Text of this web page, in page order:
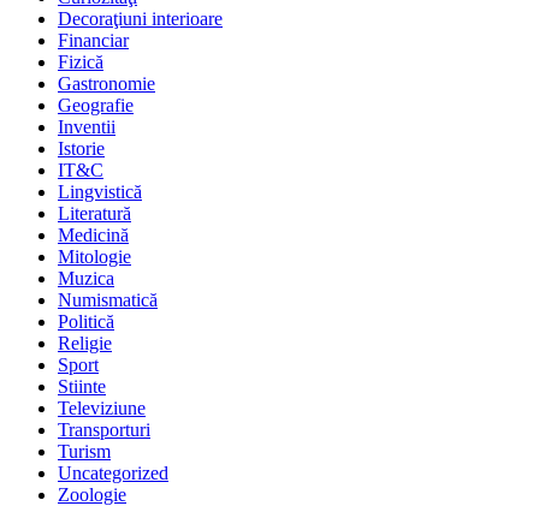
Decoraţiuni interioare
Financiar
Fizică
Gastronomie
Geografie
Inventii
Istorie
IT&C
Lingvistică
Literatură
Medicină
Mitologie
Muzica
Numismatică
Politică
Religie
Sport
Stiinte
Televiziune
Transporturi
Turism
Uncategorized
Zoologie